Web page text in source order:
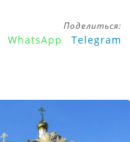
Поделиться:
WhatsApp Telegram